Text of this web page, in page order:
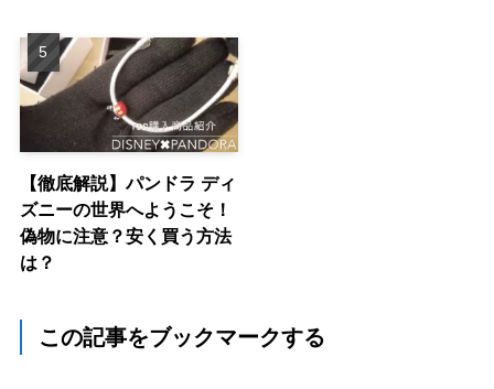
【徹底解説】パンドラ ディ
ズニーの世界へようこそ！
偽物に注意？安く買う方法
は？
この記事をブックマークする